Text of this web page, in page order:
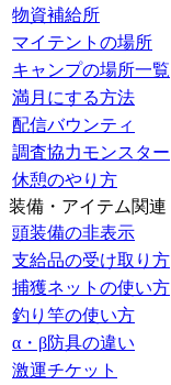
物資補給所
マイテントの場所
キャンプの場所一覧
満月にする方法
配信バウンティ
調査協力モンスター
休憩のやり方
装備・アイテム関連
頭装備の非表示
支給品の受け取り方
捕獲ネットの使い方
釣り竿の使い方
α・β防具の違い
激運チケット